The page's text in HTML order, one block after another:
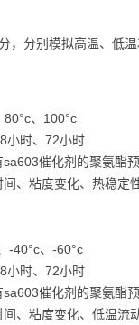
，分别模拟高温、低
80°c、100°c
小时、72小时
催化剂的聚氨酯
间、粘度变化、热稳定
-40°c、-60°c
小时、72小时
催化剂的聚氨酯
间、粘度变化、低温流